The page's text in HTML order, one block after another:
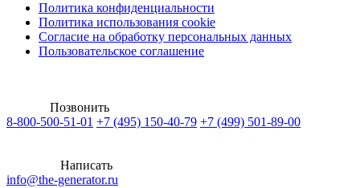
Политика конфиденциальности
Политика использования cookie
Согласие на обработку персональных данных
Пользовательское соглашение
Позвонить
8-800-500-51-01 +7 (495) 150-40-79 +7 (499) 501-89-00
Написать
info@the-generator.ru